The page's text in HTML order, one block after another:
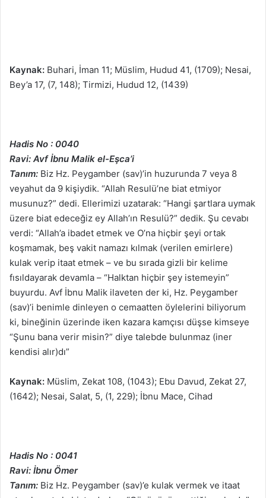
Kaynak: Buhari, İman 11; Müslim, Hudud 41, (1709); Nesai,
Bey’a 17, (7, 148); Tirmizi, Hudud 12, (1439)
Hadis No : 0040
Ravi: Avf İbnu Malik el-Eşca’i
Tanım: Biz Hz. Peygamber (sav)’in huzurunda 7 veya 8
veyahut da 9 kişiydik. “Allah Resulü’ne biat etmiyor
musunuz?” dedi. Ellerimizi uzatarak: “Hangi şartlara uymak
üzere biat edeceğiz ey Allah’ın Resulü?” dedik. Şu cevabı
verdi: “Allah’a ibadet etmek ve O’na hiçbir şeyi ortak
koşmamak, beş vakit namazı kılmak (verilen emirlere)
kulak verip itaat etmek – ve bu sırada gizli bir kelime
fısıldayarak devamla – “Halktan hiçbir şey istemeyin”
buyurdu. Avf İbnu Malik ilaveten der ki, Hz. Peygamber
(sav)’i benimle dinleyen o cemaatten öylelerini biliyorum
ki, bineğinin üzerinde iken kazara kamçısı düşse kimseye
“Şunu bana verir misin?” diye talebde bulunmaz (iner
kendisi alır)dı”
Kaynak: Müslim, Zekat 108, (1043); Ebu Davud, Zekat 27,
(1642); Nesai, Salat, 5, (1, 229); İbnu Mace, Cihad
Hadis No : 0041
Ravi: İbnu Ömer
Tanım: Biz Hz. Peygamber (sav)’e kulak vermek ve itaat